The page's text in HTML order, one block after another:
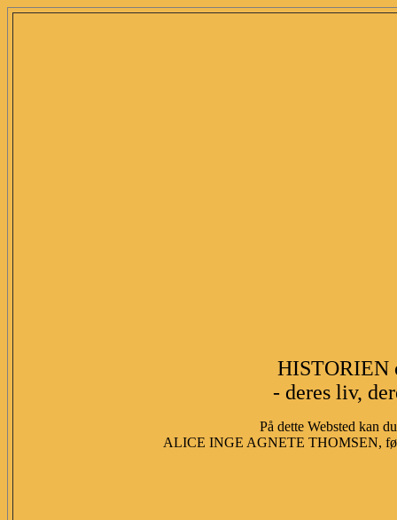
HISTORIEN
- deres liv,
På dette Websted kan
ALICE INGE AGNETE THOMSEN,